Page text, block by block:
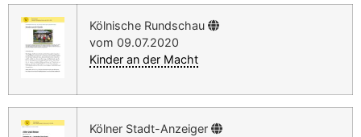
Kölnische Rundschau
vom 09.07.2020
Kinder an der Macht
Kölner Stadt-Anzeiger